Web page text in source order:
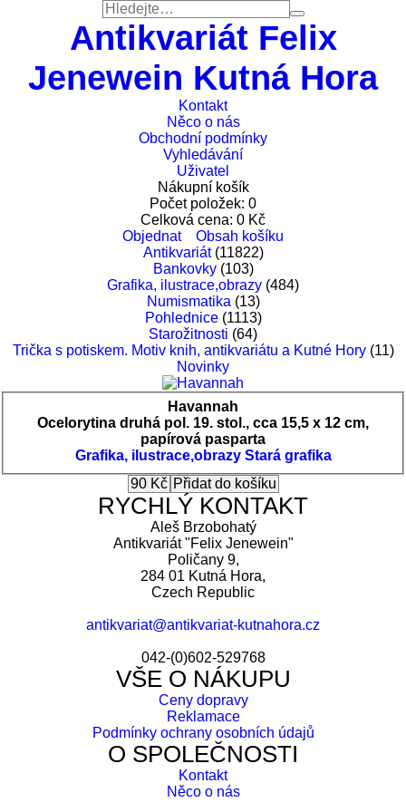
Antikvariát Felix
Jenewein Kutná Hora
Kontakt
Něco o nás
Obchodní podmínky
Vyhledávání
Uživatel
Nákupní košík
Počet položek: 0
Celková cena: 0 Kč
Objednat
Obsah košíku
Antikvariát(11822)
Bankovky(103)
Grafika, ilustrace,obrazy (484)
Numismatika (13)
Pohlednice(1113)
Starožitnosti (64)
Trička s potiskem. Motiv knih, antikvariátu a Kutné Hory(11)
Novinky
Havannah
Ocelorytina druhá pol. 19. stol., cca 15,5 x 12 cm,
papírová pasparta
Grafika, ilustrace,obrazy Stará grafika
RYCHLÝ KONTAKT
Aleš Brzobohatý
Antikvariát "Felix Jenewein"
Poličany 9,
284 01 Kutná Hora,
Czech Republic
antikvariat@antikvariat-kutnahora.cz
042-(0)602-529768
VŠE O NÁKUPU
Ceny dopravy
Reklamace
Podmínky ochrany osobních údajů
O SPOLEČNOSTI
Kontakt
Něco o nás